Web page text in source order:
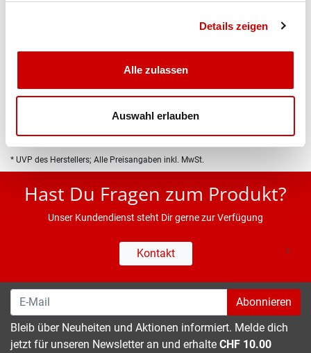
Details zeigen
Alle zulassen
Auswahl erlauben
Produktbeschreibung
* UVP des Herstellers; Alle Preisangaben inkl. MwSt.
Hast Du Fragen zum Produkt?
Unser Kundendienst steht Dir gerne zur Verfügung
Kontakt
Abonnieren
Bleib über Neuheiten und Aktionen informiert. Melde dich
jetzt für unseren Newsletter an und erhalte CHF 10.00